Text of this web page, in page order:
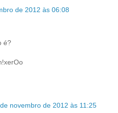
de 2012 às 06:08
é?
novembro de 2012 às 11:25